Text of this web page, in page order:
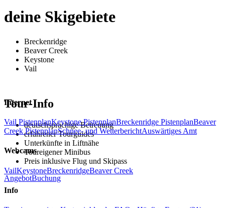
deine Skigebiete
Breckenridge
Beaver Creek
Keystone
Vail
Tour-Info
deutschsprachige Betreuung
erfahrener Tourguides
Unterkünfte in Liftnähe
Toureigener Minibus
Preis inklusive Flug und Skipass
AngebotBuchung
Internet
Vail PistenplanKeystone PistenplanBreckenridge PistenplanBeaver
Creek PistenplanSchnee- und WetterberichtAuswärtiges Amt
Webcams
VailKeystoneBreckenridgeBeaver Creek
Info